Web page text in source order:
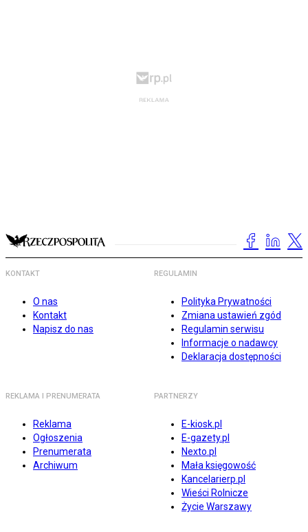
KONTAKT
O nas
Kontakt
Napisz do nas
REGULAMIN
Polityka Prywatności
Zmiana ustawień zgód
Regulamin serwisu
Informacje o nadawcy
Deklaracja dostępności
REKLAMA I PRENUMERATA
Reklama
Ogłoszenia
Prenumerata
Archiwum
PARTNERZY
E-kiosk.pl
E-gazety.pl
Nexto.pl
Mała księgowość
Kancelarierp.pl
Wieści Rolnicze
Życie Warszawy